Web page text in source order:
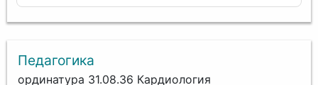
Педагогика
ординатура 31.08.36 Кардиология